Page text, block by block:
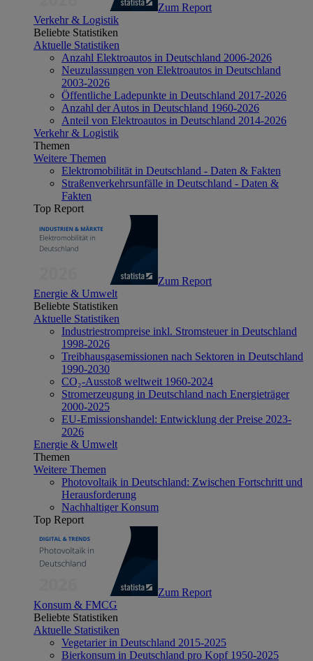
Zum Report
Verkehr & Logistik
Beliebte Statistiken
Aktuelle Statistiken
Anzahl Elektroautos in Deutschland 2006-2026
Neuzulassungen von Elektroautos in Deutschland
2003-2026
Öffentliche Ladepunkte in Deutschland 2017-2026
Anzahl der Autos in Deutschland 1960-2026
Anteil von Elektroautos in Deutschland 2014-2026
Verkehr & Logistik
Themen
Weitere Themen
Elektromobilität in Deutschland - Daten & Fakten
Straßenverkehrsunfälle in Deutschland - Daten &
Fakten
Top Report
Zum Report
Energie & Umwelt
Beliebte Statistiken
Aktuelle Statistiken
Industriestrompreise inkl. Stromsteuer in Deutschland
1998-2026
Treibhausgasemissionen nach Sektoren in Deutschland
1990-2030
CO₂-Ausstoß weltweit 1960-2024
Stromerzeugung in Deutschland nach Energieträger
2000-2025
EU-Emissionshandel: Entwicklung der Preise 2023-
2026
Energie & Umwelt
Themen
Weitere Themen
Photovoltaik in Deutschland: Zwischen Fortschritt und
Herausforderung
Nachhaltiger Konsum
Top Report
Zum Report
Konsum & FMCG
Beliebte Statistiken
Aktuelle Statistiken
Vegetarier in Deutschland 2015-2025
Bierkonsum in Deutschland pro Kopf 1950-2025